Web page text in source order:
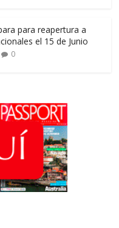
para reapertura a
el 15 de Junio
0